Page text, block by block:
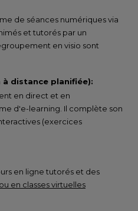
de séances numériques via
et tutorés par un
en visio sont
distance planifiée):
en direct et en
d'e-learning. Il complète son
(exercices
en ligne tutorés et des
en classes virtuelles